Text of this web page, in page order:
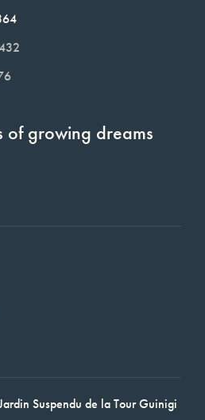
of growing dreams
Suspendu de la Tour Guinigi